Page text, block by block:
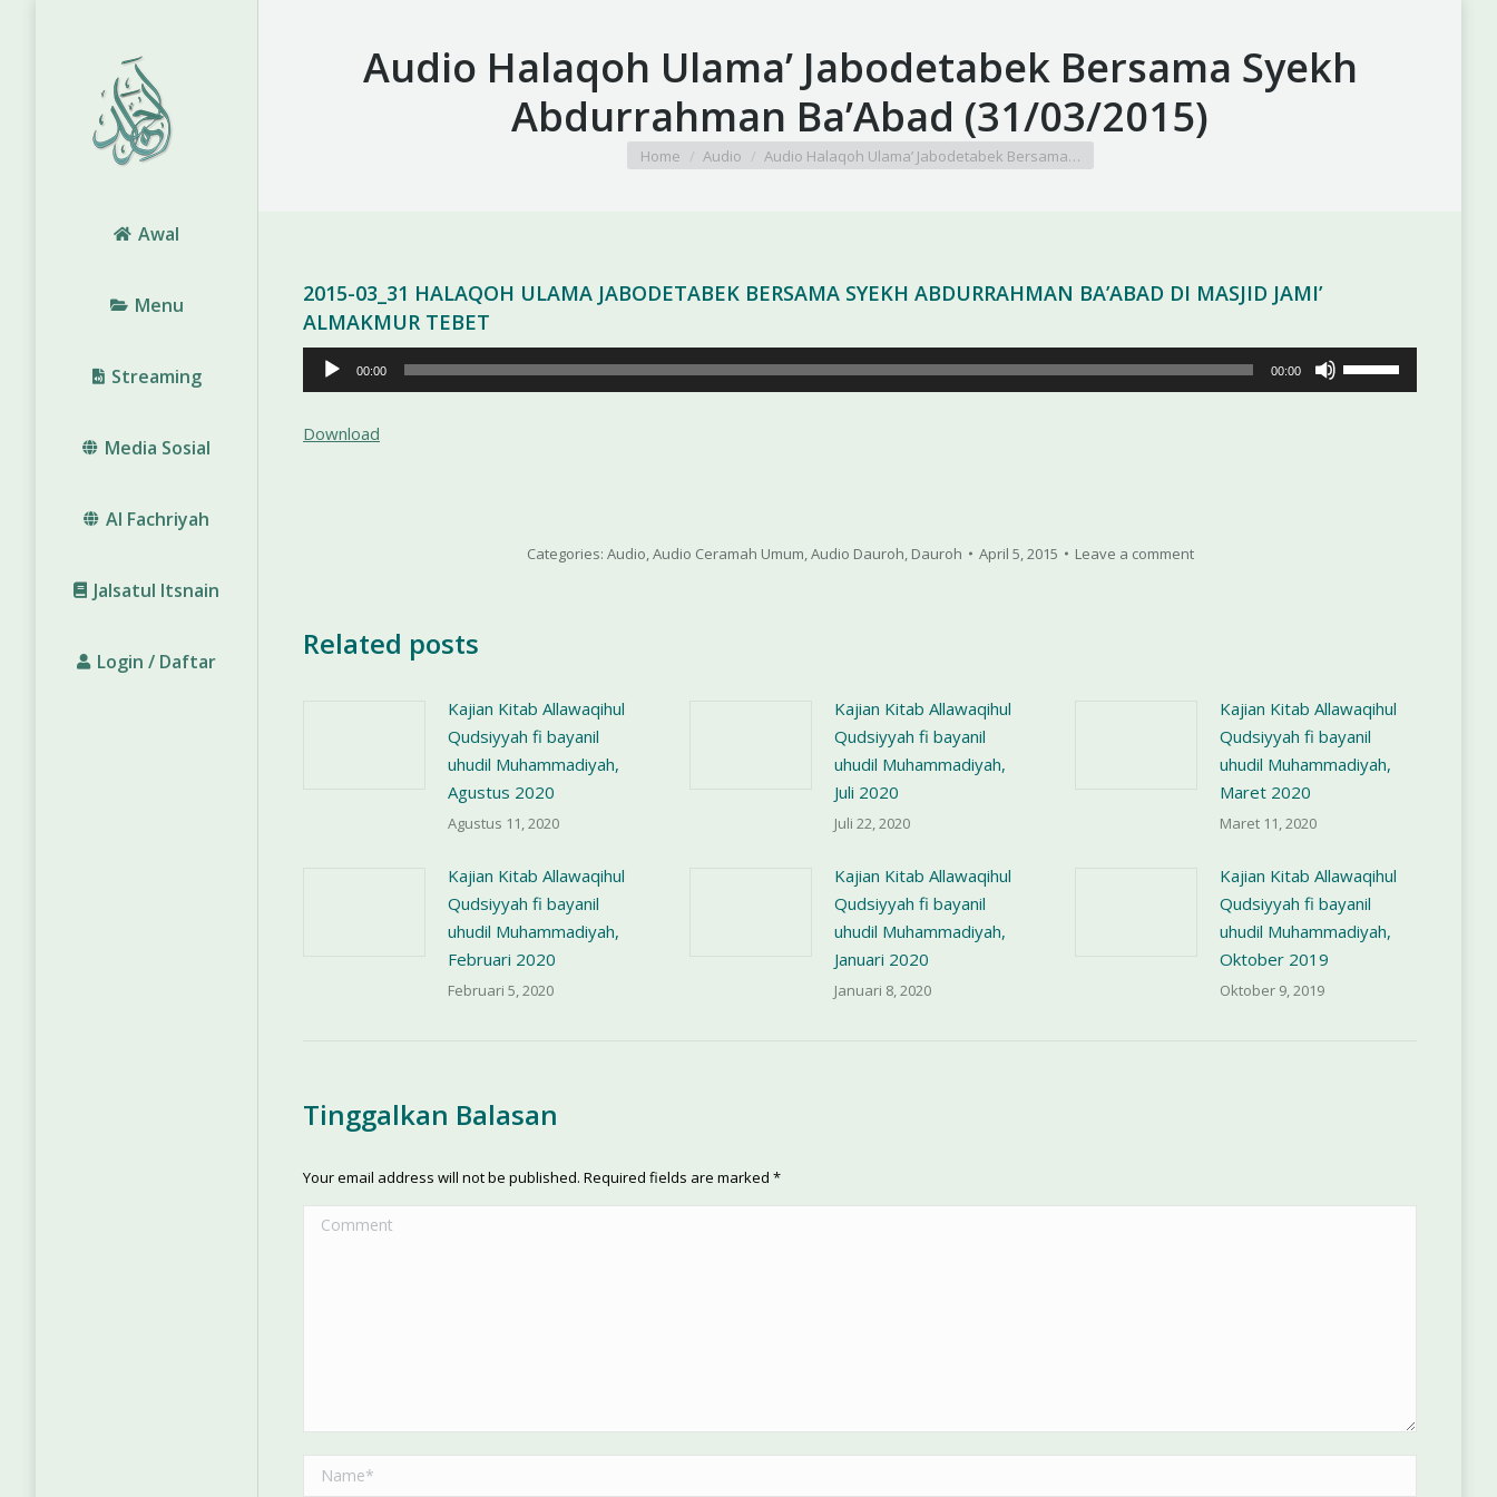
Awal
Menu
Streaming
Media Sosial
Al Fachriyah
Jalsatul Itsnain
Login / Daftar
Audio Halaqoh Ulama’ Jabodetabek Bersama Syekh
Abdurrahman Ba’Abad (31/03/2015)
You are here:
Home Audio Audio Halaqoh Ulama’ Jabodetabek Bersama…
2015-03_31 HALAQOH ULAMA JABODETABEK BERSAMA SYEKH ABDURRAHMAN BA’ABAD DI MASJID JAMI’
ALMAKMUR TEBET
Pemutar
Audio
00:00 00:00
Anak
Download
Categories: Audio,Audio Ceramah Umum,Audio Dauroh, Dauroh April 5, 2015 Leave a comment
Related posts
Kajian Kitab Allawaqihul
Qudsiyyah fi bayanil
uhudil Muhammadiyah,
Agustus 2020
Agustus 11, 2020
Kajian Kitab Allawaqihul
Qudsiyyah fi bayanil
uhudil Muhammadiyah,
Juli 2020
Juli 22, 2020
Kajian Kitab Allawaqihul
Qudsiyyah fi bayanil
uhudil Muhammadiyah,
Maret 2020
Maret 11, 2020
Kajian Kitab Allawaqihul
Qudsiyyah fi bayanil
uhudil Muhammadiyah,
Februari 2020
Februari 5, 2020
Kajian Kitab Allawaqihul
Qudsiyyah fi bayanil
uhudil Muhammadiyah,
Januari 2020
Januari 8, 2020
Kajian Kitab Allawaqihul
Qudsiyyah fi bayanil
uhudil Muhammadiyah,
Oktober 2019
Oktober 9, 2019
Tinggalkan Balasan
Your email address will not be published. Required fields are marked *
Comment
Name *